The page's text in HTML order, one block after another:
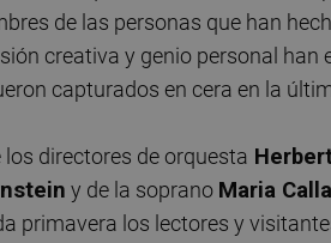
de las personas que han
creativa y genio personal han
capturados en cera en la
directores de orquesta
y de la soprano Maria
primavera los lectores y